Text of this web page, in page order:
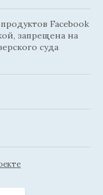
Facebook
запрещена на
суда